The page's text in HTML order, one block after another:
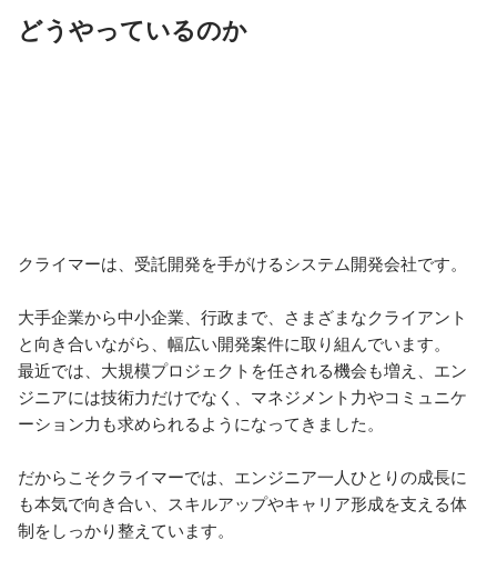
どうやっているのか
クライマーは、受託開発を手がけるシステム開発会社です。
大手企業から中小企業、行政まで、さまざまなクライアント
と向き合いながら、幅広い開発案件に取り組んでいます。
最近では、大規模プロジェクトを任される機会も増え、エン
ジニアには技術力だけでなく、マネジメント力やコミュニケ
ーション力も求められるようになってきました。
だからこそクライマーでは、エンジニア一人ひとりの成長に
も本気で向き合い、スキルアップやキャリア形成を支える体
制をしっかり整えています。